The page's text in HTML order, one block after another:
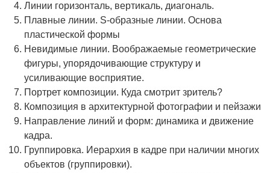
Линии горизонталь, вертикаль, диагональ.
Плавные линии. S-образные линии. Основа
пластической формы
Невидимые линии. Воображаемые геометрические
фигуры, упорядочивающие структуру и
усиливающие восприятие.
Портрет композиции. Куда смотрит зритель?
Композиция в архитектурной фотографии и пейзажи
Направление линий и форм: динамика и движение
кадра.
Группировка. Иерархия в кадре при наличии многих
объектов (группировки).